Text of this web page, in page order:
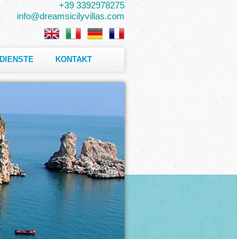
+39 3392978275
info@dreamsicilyvillas.com
DIENSTE KONTAKT